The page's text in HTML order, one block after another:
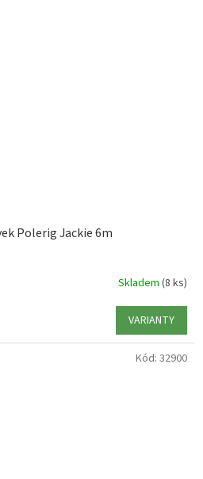
Polerig Jackie 6m
Skladem (8 ks)
VARIANTY
Kód: 32900